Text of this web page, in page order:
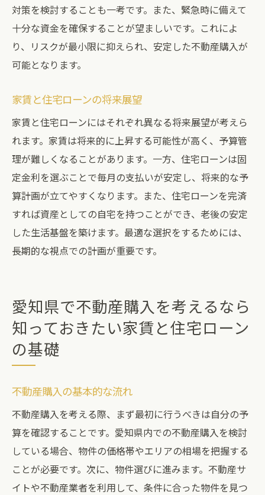
対策を検討することも一考です。また、緊急時に備えて
十分な資金を確保することが望ましいです。これによ
り、リスクが最小限に抑えられ、安定した不動産購入が
可能となります。
家賃と住宅ローンの将来展望
家賃と住宅ローンにはそれぞれ異なる将来展望が考えら
れます。家賃は将来的に上昇する可能性が高く、予算管
理が難しくなることがあります。一方、住宅ローンは固
定金利を選ぶことで毎月の支払いが安定し、将来的な予
算計画が立てやすくなります。また、住宅ローンを完済
すれば資産としての自宅を持つことができ、老後の安定
した生活基盤を築けます。最適な選択をするためには、
長期的な視点での計画が重要です。
愛知県で不動産購入を考えるなら
知っておきたい家賃と住宅ローン
の基礎
不動産購入の基本的な流れ
不動産購入を考える際、まず最初に行うべきは自分の予
算を確認することです。愛知県内での不動産購入を検討
している場合、物件の価格帯やエリアの相場を把握する
ことが必要です。次に、物件選びに進みます。不動産サ
イトや不動産業者を利用して、条件に合った物件を見つ